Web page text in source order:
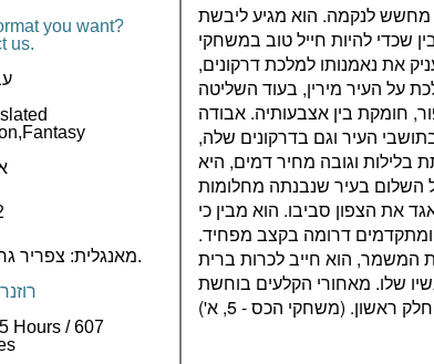
you want?
us.
מאנגלית: צפריר גרוסמן.
Hours / 607
מחשש לנקמה. הוא מגיע ליבשת
שכדי להיות חייל טוב במשחקי
את נאמנותו למלכת דרקונים,
על העיר מירין, בעוד השליטה
חומקת בין אצבעותיה. אבודה
העיר וגם בדרקונים שלה,
בלילות וגובה מחיר דמים, היא
בעיר שנבנתה מחלומות
חייב לאגד את הצפון סביבו. הוא מבין כי
ומתקדמים דרומה בקצב מפחיד.
המשמר, הוא חייב לכרות ברית
שלו. מאחורי הקלעים בוחשת
(משחקי הכס - 5, א')